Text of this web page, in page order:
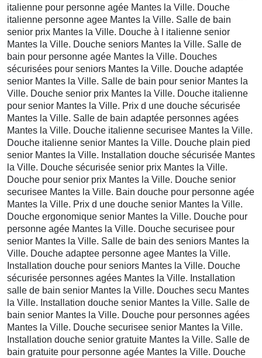
italienne pour personne agée Mantes la Ville. Douche
italienne personne agee Mantes la Ville. Salle de bain
senior prix Mantes la Ville. Douche à l italienne senior
Mantes la Ville. Douche seniors Mantes la Ville. Salle de
bain pour personne agée Mantes la Ville. Douches
sécurisées pour seniors Mantes la Ville. Douche adaptée
senior Mantes la Ville. Salle de bain pour senior Mantes la
Ville. Douche senior prix Mantes la Ville. Douche italienne
pour senior Mantes la Ville. Prix d une douche sécurisée
Mantes la Ville. Salle de bain adaptée personnes agées
Mantes la Ville. Douche italienne securisee Mantes la Ville.
Douche italienne senior Mantes la Ville. Douche plain pied
senior Mantes la Ville. Installation douche sécurisée Mantes
la Ville. Douche sécurisée senior prix Mantes la Ville.
Douche pour senior prix Mantes la Ville. Douche senior
securisee Mantes la Ville. Bain douche pour personne agée
Mantes la Ville. Prix d une douche senior Mantes la Ville.
Douche ergonomique senior Mantes la Ville. Douche pour
personne agée Mantes la Ville. Douche securisee pour
senior Mantes la Ville. Salle de bain des seniors Mantes la
Ville. Douche adaptee personne agee Mantes la Ville.
Installation douche pour seniors Mantes la Ville. Douche
sécurisée personnes agées Mantes la Ville. Installation
salle de bain senior Mantes la Ville. Douches secu Mantes
la Ville. Installation douche senior Mantes la Ville. Salle de
bain senior Mantes la Ville. Douche pour personnes agées
Mantes la Ville. Douche securisee senior Mantes la Ville.
Installation douche senior gratuite Mantes la Ville. Salle de
bain gratuite pour personne agée Mantes la Ville. Douche